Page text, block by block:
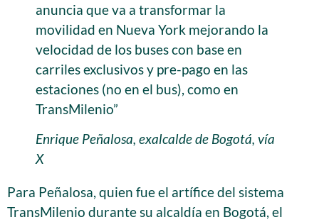
anuncia que va a transformar la
movilidad en Nueva York mejorando la
velocidad de los buses con base en
carriles exclusivos y pre-pago en las
estaciones (no en el bus), como en
TransMilenio”
Enrique Peñalosa, exalcalde de Bogotá, vía
X
Para Peñalosa, quien fue el artífice del sistema
TransMilenio durante su alcaldía en Bogotá, el